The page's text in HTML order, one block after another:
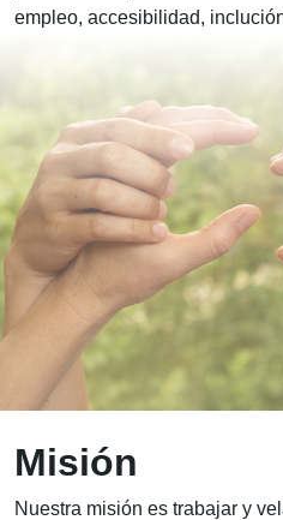
empleo, accesibilidad,
Misión
Nuestra misión es trabajar y